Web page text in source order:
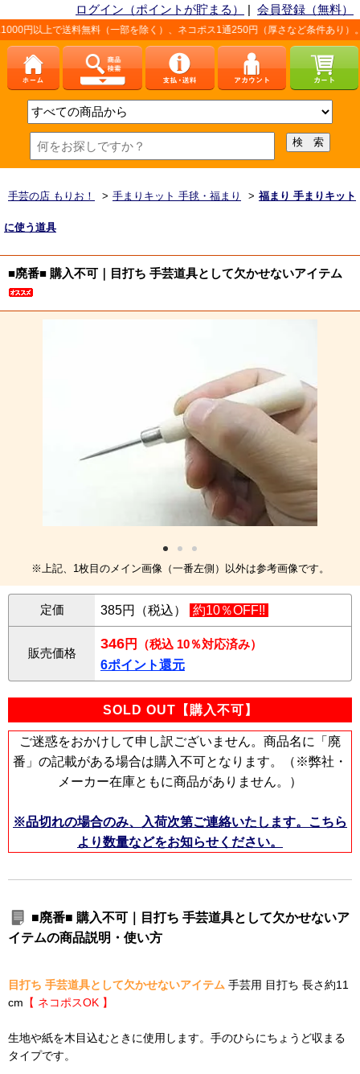
ログイン（ポイントが貯まる） | 会員登録（無料）
料（一部を除く）、ネコポス1通250円（厚さなど条件あり）。詳しくは、こち
手芸の店 もりお！ > 手まりキット 手毬・福まり > 福まり 手まりキット
に使う道具
■廃番■ 購入不可｜目打ち 手芸道具として欠かせないアイテム
※上記、1枚目のメイン画像（一番左側）以外は参考画像です。
定価 385円（税込） 約10％OFF!!
販売価格
346円
（税込 10％対応済み）
6ポイント還元
SOLD OUT【購入不可】
ご迷惑をおかけして申し訳ございません。商品名に「廃
番」の記載がある場合は購入不可となります。（※弊社・
メーカー在庫ともに商品がありません。）
※品切れの場合のみ、入荷次第ご連絡いたします。こちら
より数量などをお知らせください。
■廃番■ 購入不可｜目打ち 手芸道具として欠かせないア
イテムの商品説明・使い方
目打ち 手芸道具として欠かせないアイテム 手芸用 目打ち 長さ約11
cm 【 ネコポスOK 】
生地や紙を木目込むときに使用します。手のひらにちょうど収まる
タイプです。